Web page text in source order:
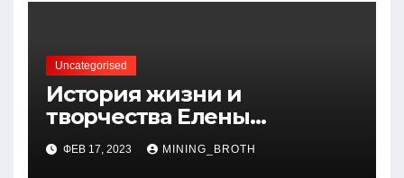
Uncategorised
История жизни и
творчества Елены
Дубровской — биография,
достижения, интересные
ФЕВ 17, 2023 MINING_BROTH